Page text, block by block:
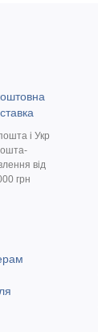
і Укр
від
грн